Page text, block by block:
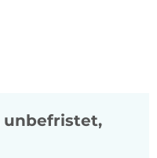
unbefristet,